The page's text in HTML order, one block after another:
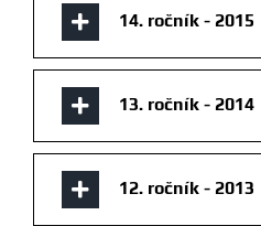
14. ročník - 2015
13. ročník - 2014
12. ročník - 2013